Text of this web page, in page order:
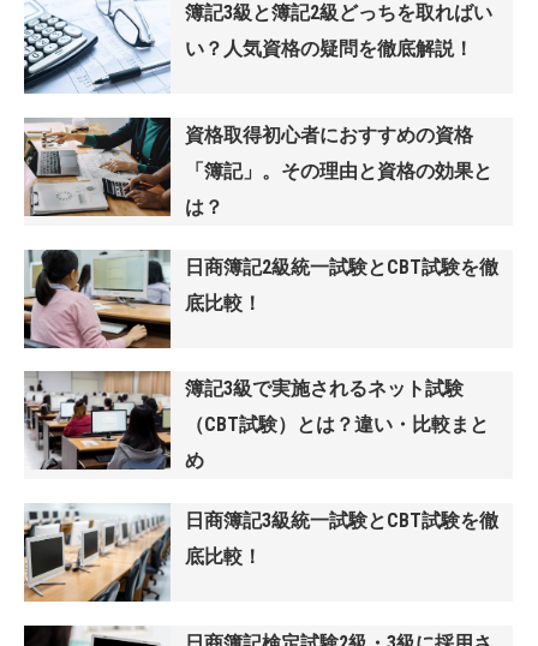
簿記3級と簿記2級どっちを取ればい
い？人気資格の疑問を徹底解説！
資格取得初心者におすすめの資格
「簿記」。その理由と資格の効果と
は？
日商簿記2級統一試験とCBT試験を徹
底比較！
簿記3級で実施されるネット試験
（CBT試験）とは？違い・比較まと
め
日商簿記3級統一試験とCBT試験を徹
底比較！